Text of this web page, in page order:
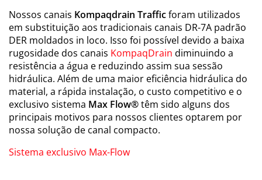
Nossos canais Kompaqdrain Trafficforam utilizados
em substituição aos tradicionais canais DR-7A padrão
DER moldados in loco. Isso foi possível devido a baixa
rugosidade dos canais KompaqDrain diminuindo a
resistência a água e reduzindo assim sua sessão
hidráulica. Além de uma maior eficiência hidráulica do
material, a rápida instalação, o custo competitivo e o
exclusivo sistema Max Flow®têm sido alguns dos
principais motivos para nossos clientes optarem por
nossa solução de canal compacto.
Sistema exclusivo Max-Flow